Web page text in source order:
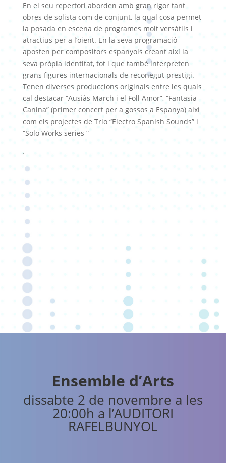
En el seu repertori aborden amb gran rigor tant
obres de solista com de conjunt, la qual cosa permet
la posada en escena de programes molt versàtils i
atractius per a l’oient. En la seva programació
aposten per compositors espanyols creant així la
seva pròpia identitat, tot i que també interpreten
grans figures internacionals de reconegut prestigi.
Tenen diverses produccions originals entre les quals
cal destacar “Ausiàs March i el Foll Amor”, “Fantasia
Canina” (primer concert per a gossos a Espanya) així
com els projectes de Trio “Electro Spanish Sounds” i
“Solo Works series “
.
Ensemble d’Arts
dissabte 2 de novembre a les
20:00h a l’AUDITORI
RAFELBUNYOL